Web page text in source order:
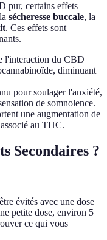
pur, certains effets
sécheresse buccale, la
. Ces effets sont
l'interaction du CBD
diminuant
pour soulager l'anxiété,
de somnolence.
une augmentation de
au THC.
Secondaires ?
évités avec une dose
petite dose, environ 5
ce qui vous